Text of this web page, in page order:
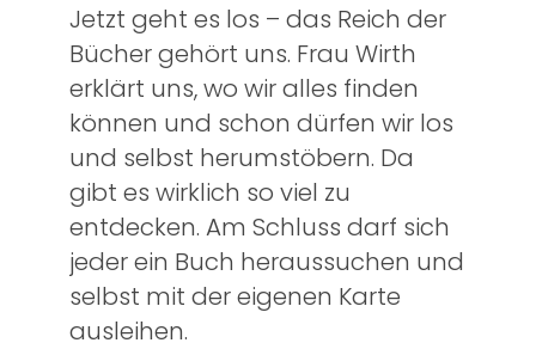
Jetzt geht es los – das Reich der
Bücher gehört uns. Frau Wirth
erklärt uns, wo wir alles finden
können und schon dürfen wir los
und selbst herumstöbern. Da
gibt es wirklich so viel zu
entdecken. Am Schluss darf sich
jeder ein Buch heraussuchen und
selbst mit der eigenen Karte
ausleihen.